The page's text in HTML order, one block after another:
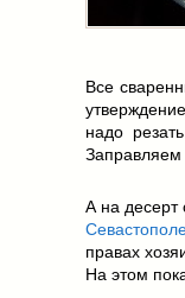
Все
надо
Заправляем
А на
правах
На этом